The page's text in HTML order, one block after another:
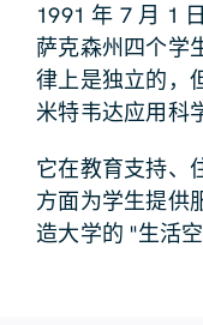
1991 年 7 月 1
萨克森州四个学
律上是独立的，
米特韦达应用科
它在教育支持、
方面为学生提供
造大学的 "生活